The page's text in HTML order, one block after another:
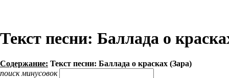
Текст песни: Баллада о
Содержание: Текст песни: Баллада о красках (Зара)
поиск минусовок